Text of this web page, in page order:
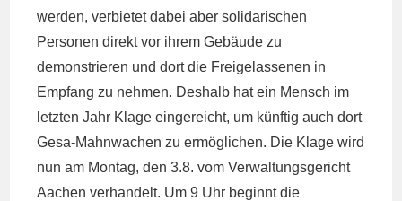
werden, verbietet dabei aber solidarischen
Personen direkt vor ihrem Gebäude zu
demonstrieren und dort die Freigelassenen in
Empfang zu nehmen. Deshalb hat ein Mensch im
letzten Jahr Klage eingereicht, um künftig auch dort
Gesa-Mahnwachen zu ermöglichen. Die Klage wird
nun am Montag, den 3.8. vom Verwaltungsgericht
Aachen verhandelt. Um 9 Uhr beginnt die